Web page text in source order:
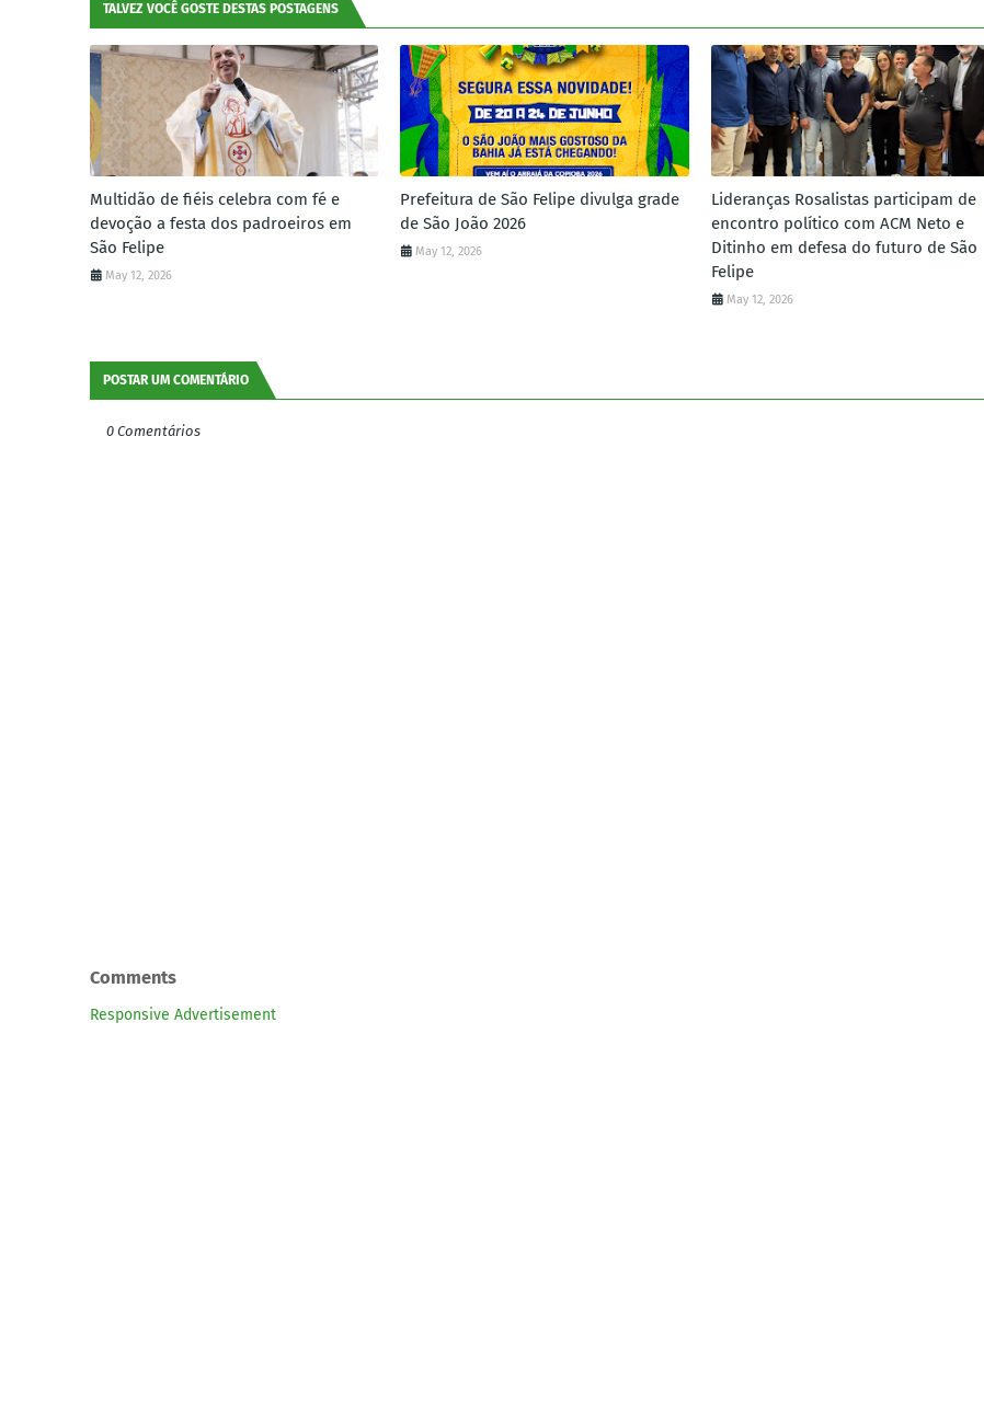
TALVEZ VOCÊ GOSTE DESTAS POSTAGENS
Multidão de fiéis celebra com fé e
devoção a festa dos padroeiros em
São Felipe
May 12, 2026
Prefeitura de São Felipe divulga grade
de São João 2026
May 12, 2026
Lideranças Rosalistas participam de
encontro político com ACM Neto e
Ditinho em defesa do futuro de São
Felipe
May 12, 2026
POSTAR UM COMENTÁRIO
0 Comentários
Comments
Responsive Advertisement